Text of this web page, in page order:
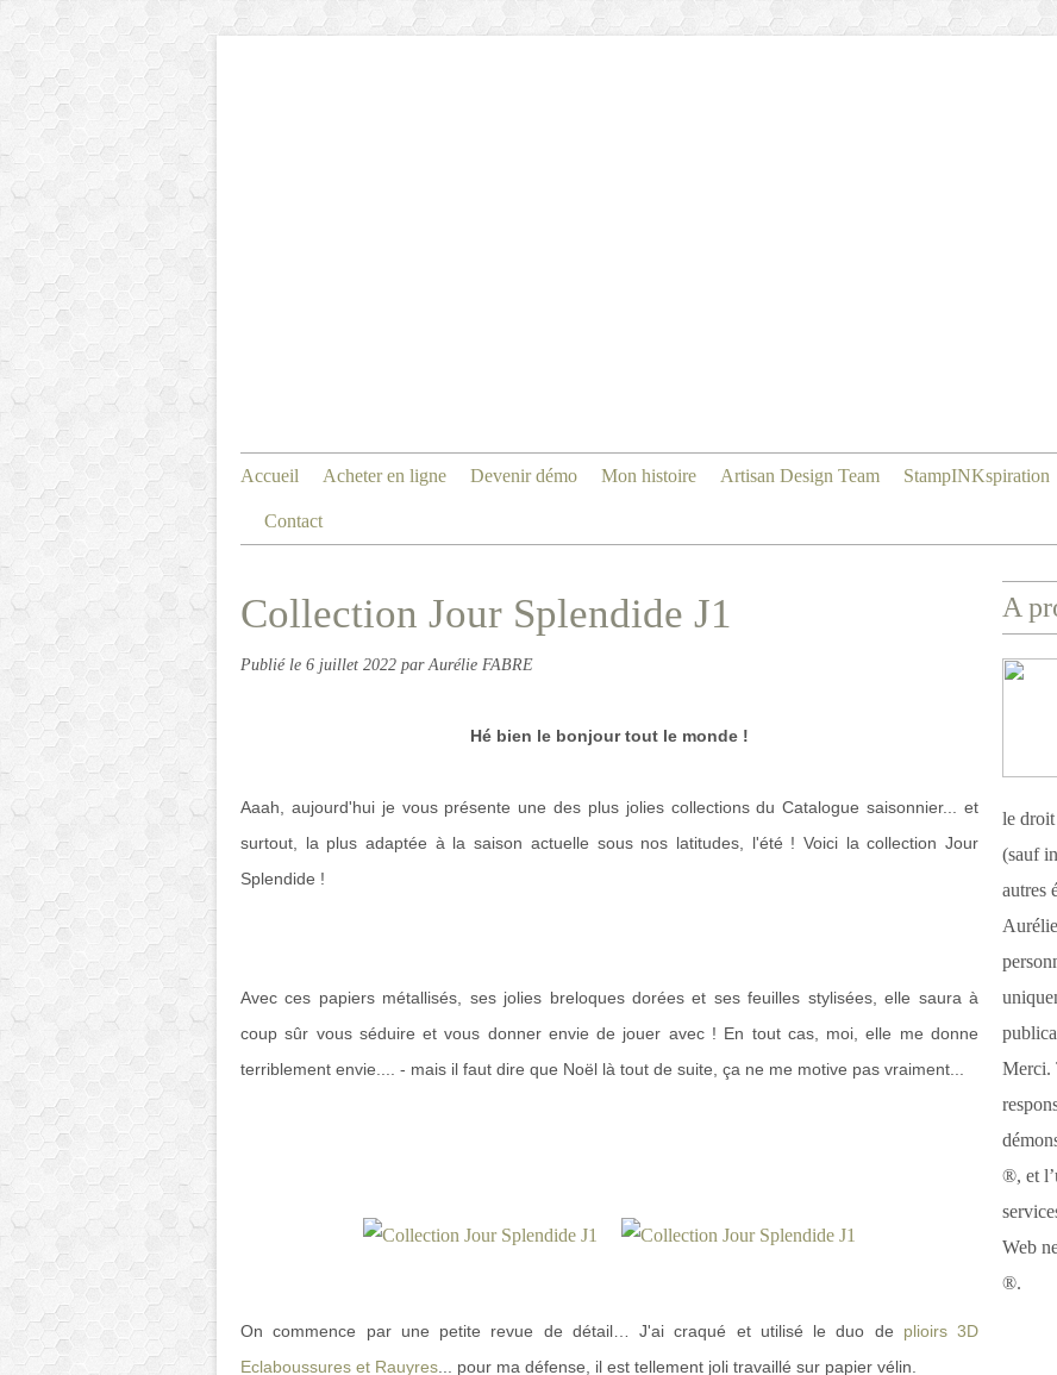
Accueil Acheter en ligne Devenir démo Mon histoire Artisan Design Team StampINKspiration
Contact
Collection Jour Splendide J1
Publié le 6 juillet 2022 par Aurélie FABRE
Hé bien le bonjour tout le monde !
Aaah, aujourd'hui je vous présente une des plus jolies collections du Catalogue saisonnier... et
surtout, la plus adaptée à la saison actuelle sous nos latitudes, l'été ! Voici la collection Jour
Splendide !
Avec ces papiers métallisés, ses jolies breloques dorées et ses feuilles stylisées, elle saura à
coup sûr vous séduire et vous donner envie de jouer avec ! En tout cas, moi, elle me donne
terriblement envie.... - mais il faut dire que Noël là tout de suite, ça ne me motive pas vraiment...
On commence par une petite revue de détail… J'ai craqué et utilisé le duo de plioirs 3D
Eclaboussures et Rauyres ... pour ma défense, il est tellement joli travaillé sur papier vélin.
A
le
(sauf
autres
Merci.
®, et
Web
®.